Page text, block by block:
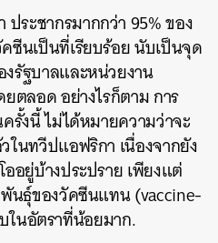
ระชากรมากกว่า 95% ของ
ซีนเป็นที่เรียบร้อย นับเป็นจุด
รัฐบาลและหน่วยงาน
ตลอด อย่างไรก็ตาม การ
รั้งนี้ ไม่ได้หมายความว่าจะ
นทวีปแอฟริกา เนื่องจากยัง
อยู่บ้างประปราย เพียงแต่
นธุ์ของวัคซีนแทน (vaccine-
ในอัตราที่น้อยมาก.